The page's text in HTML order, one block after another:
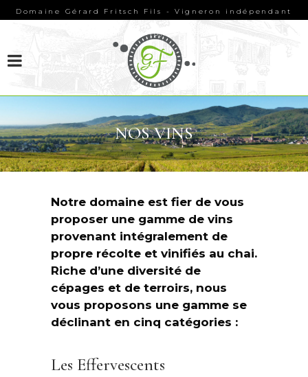
Domaine Gérard Fritsch Fils - Vigneron indépendant
alsacien - +33 (0)3 89 78 24 98
NOS VINS
Notre domaine est fier de vous
proposer une gamme de vins
provenant intégralement de
propre récolte et vinifiés au chai.
Riche d’une diversité de
cépages et de terroirs, nous
vous proposons une gamme se
déclinant en cinq catégories :
Les Effervescents